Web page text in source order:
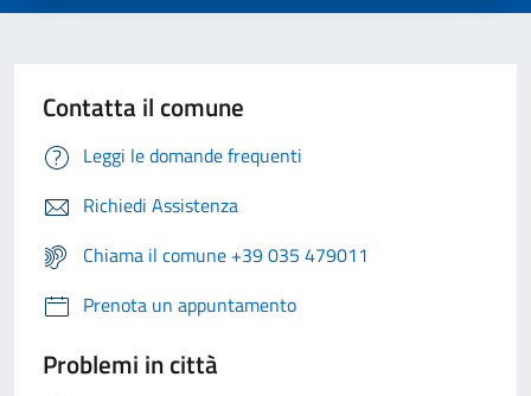
Contatta il comune
Leggi le domande frequenti
Richiedi Assistenza
Chiama il comune +39 035 479011
Prenota un appuntamento
Problemi in città